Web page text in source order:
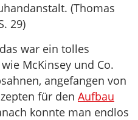
(Thomas
29)
war ein tolles
McKinsey und Co.
angefangen von
für den Aufbau
konnte man endlos